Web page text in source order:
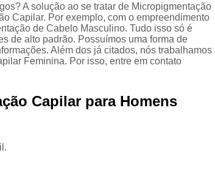
Micropigmentação Capilar nas
Micropigmentação Capilar para
Micropigmentação Cabelo
Micropigmentação
A solução ao se tratar de Micropigmentação
Capilar. Por exemplo, com o empreendimento
de Cabelo Masculino. Tudo isso só é
de alto padrão. Possuímos uma forma de
Além dos já citados, nós trabalhamos
Feminina. Por isso, entre em contato
Capilar para Homens